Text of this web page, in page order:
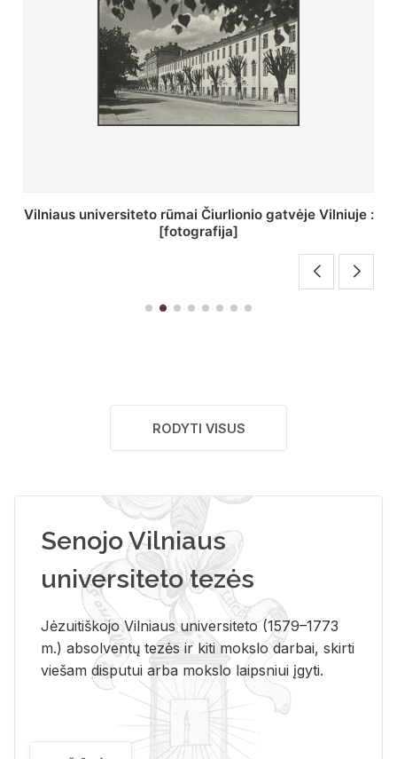
St. Batoro universiteto J. Pilsudskio kolegija :
[fotografija]
RODYTI VISUS
Senojo Vilniaus
universiteto tezės
Jėzuitiškojo Vilniaus universiteto (1579–1773
m.) absolventų tezės ir kiti mokslo darbai, skirti
viešam disputui arba mokslo laipsniui įgyti.